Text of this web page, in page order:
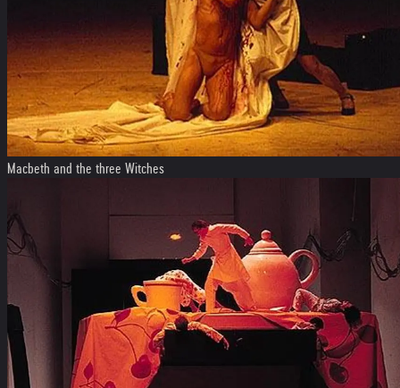
Macbeth and the three Witches